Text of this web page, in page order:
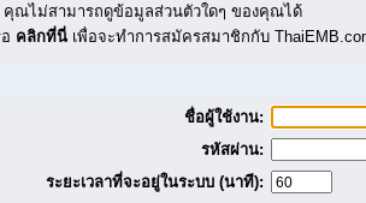
คุณไม่สามารถดูข้อมูลส่วนตัวใดๆ ของคุณได้
คลิกที่นี่ เพื่อจะทำการสมัครสมาชิกกับ
ชื่อผู้ใช้งาน:
รหัสผ่าน:
ระยะเวลาที่จะอยู่ในระบบ (นาที):